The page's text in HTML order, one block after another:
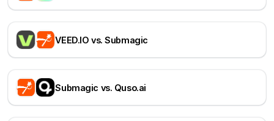
VEED.IO vs. Submagic
Submagic vs. Quso.ai